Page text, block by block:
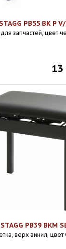
STAGG PB55 BK P
для запчастей, цвет
13
STAGG PB39 BKM
верх винил,